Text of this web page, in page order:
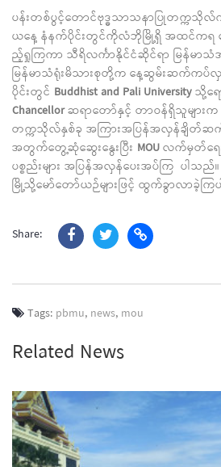
ပန်းတစ်ပွင့်တောင်ဗုဒ္ဓသာသနာပြုတက္က
ယနေ့ နံနက်ပိုင်းတွင်ကိုလံဘိုမြို့ရှိ အထင်ကရ
ည့်ရှုကြကာ သီရိလင်္ကာနိုင်ငံဆိုင်ရာ မြန်မာ
မြန်မာသံရုံးမိသားစုတို့က နေ့ဆွမ်းဆက်ကပ်
ပိုင်းတွင် Buddhist and Pali Universityသို့ရ
Chancellorဆရာတော်နှင့် တာဝန်ရှိသူမျာ
တက္ကသိုလ်နှစ်ခု အကြားအပြန်အလှန်ချိတ်ဆ
အတွက်တွေ့ဆုံဆွေးနွေးပြီး MOUလက်မှတ်ရေ
ပစ္စည်းများ အပြန်အလှန်ပေးအပ်ကြ ပါ
မြို့သို့မော်တော်ယဉ်များဖြင့် ထွက်ခွာလာခဲ့ကြ
Share:
Tags: pbmu, news, mou
Related News